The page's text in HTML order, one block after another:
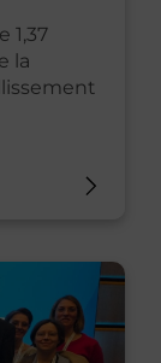
1,37
la